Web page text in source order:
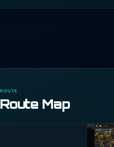
ROUTE
Route Map